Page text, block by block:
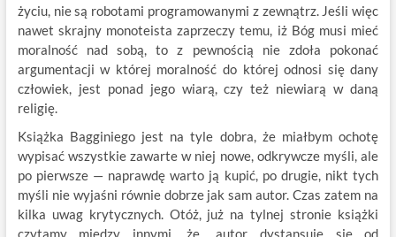
życiu, nie są robotami programowanymi z zewnątrz. Jeśli więc
nawet skrajny monoteista zaprzeczy temu, iż Bóg musi mieć
moralność nad sobą, to z pewnością nie zdoła pokonać
argumentacji w której moralność do której odnosi się dany
człowiek, jest ponad jego wiarą, czy też niewiarą w daną
religię.
Książka Bagginiego jest na tyle dobra, że miałbym ochotę
wypisać wszystkie zawarte w niej nowe, odkrywcze myśli, ale
po pierwsze — naprawdę warto ją kupić, po drugie, nikt tych
myśli nie wyjaśni równie dobrze jak sam autor. Czas zatem na
kilka uwag krytycznych. Otóż, już na tylnej stronie książki
czytamy między innymi, że „autor dystansuje się od